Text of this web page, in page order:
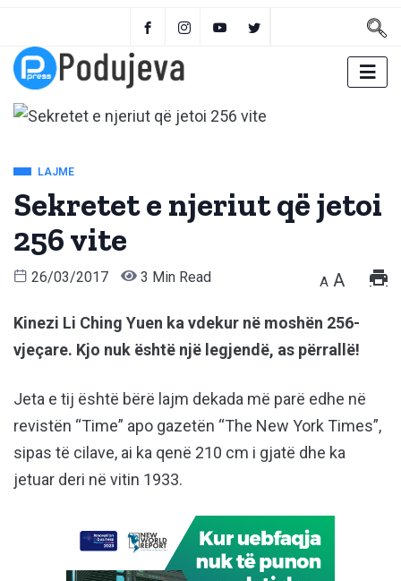
LAJME
Sekretet e njeriut që jetoi
256 vite
26/03/2017 3 Min Read A A
Kinezi Li Ching Yuen ka vdekur në moshën 256-
vjeçare. Kjo nuk është një legjendë, as përrallë!
Jeta e tij është bërë lajm dekada më parë edhe në
revistën “Time” apo gazetën “The New York Times”,
sipas të cilave, ai ka qenë 210 cm i gjatë dhe ka
jetuar deri në vitin 1933.